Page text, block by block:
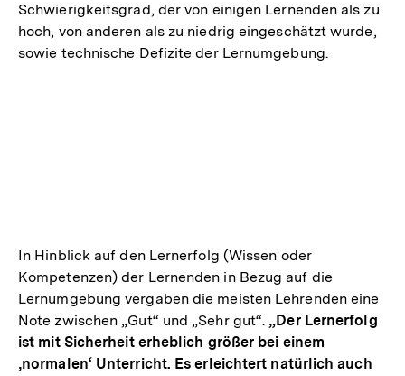
Schwierigkeitsgrad, der von einigen Lernenden als zu
hoch, von anderen als zu niedrig eingeschätzt wurde,
sowie technische Defizite der Lernumgebung.
In Hinblick auf den Lernerfolg (Wissen oder
Kompetenzen) der Lernenden in Bezug auf die
Lernumgebung vergaben die meisten Lehrenden eine
Note zwischen „Gut“ und „Sehr gut“. „Der Lernerfolg
ist mit Sicherheit erheblich größer bei einem
‚normalen‘ Unterricht. Es erleichtert natürlich auch